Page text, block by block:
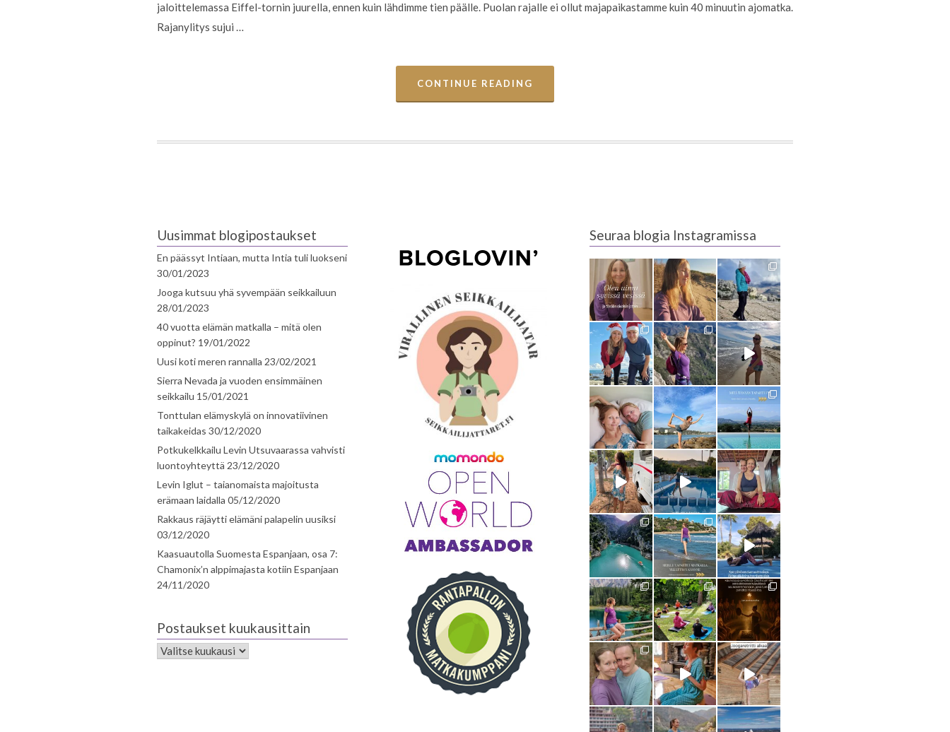
jaloittelemassa Eiffel-tornin juurella, ennen kuin lähdimme tien päälle. Puolan rajalle ei ollut majapaikastamme kuin 40 minuutin ajomatka.
Rajanylitys sujui …
CONTINUE READING
Uusimmat blogipostaukset
En päässyt Intiaan, mutta Intia tuli luokseni
30/01/2023
Jooga kutsuu yhä syvempään seikkailuun
28/01/2023
40 vuotta elämän matkalla – mitä olen
oppinut? 19/01/2022
Uusi koti meren rannalla 23/02/2021
Sierra Nevada ja vuoden ensimmäinen
seikkailu 15/01/2021
Tonttulan elämyskylä on innovatiivinen
taikakeidas 30/12/2020
Potkukelkkailu Levin Utsuvaarassa vahvisti
luontoyhteyttä 23/12/2020
Levin Iglut – taianomaista majoitusta
erämaan laidalla 05/12/2020
Rakkaus räjäytti elämäni palapelin uusiksi
03/12/2020
Kaasuautolla Suomesta Espanjaan, osa 7:
Chamonix’n alppimajasta kotiin Espanjaan
24/11/2020
Postaukset kuukausittain
Seuraa blogia Instagramissa